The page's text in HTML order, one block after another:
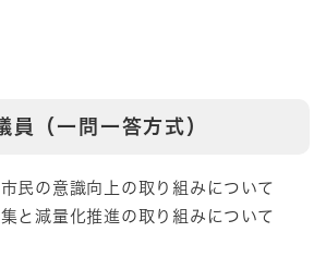
員（一問一答方式）
民の意識向上の取り組みについて
と減量化推進の取り組みについて